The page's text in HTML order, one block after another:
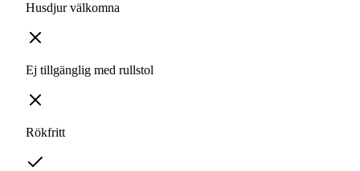
Husdjur välkomna
Ej tillgänglig med rullstol
Rökfritt